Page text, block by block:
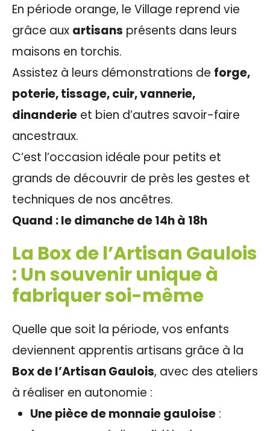
En période orange, le Village reprend vie
grâce aux artisans présents dans leurs
maisons en torchis.
Assistez à leurs démonstrations de forge,
poterie, tissage, cuir, vannerie,
dinanderie et bien d’autres savoir-faire
ancestraux.
C’est l’occasion idéale pour petits et
grands de découvrir de près les gestes et
techniques de nos ancêtres.
Quand : le dimanche de 14h à 18h
La Box de l’Artisan Gaulois
: Un souvenir unique à
fabriquer soi-même
Quelle que soit la période, vos enfants
deviennent apprentis artisans grâce à la
Box de l’Artisan Gaulois, avec des ateliers
à réaliser en autonomie :
Une pièce de monnaie gauloise :